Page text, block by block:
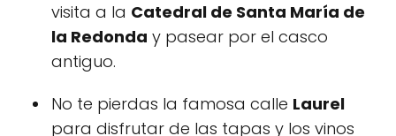
visita a la Catedral de Santa María de
la Redonda y pasear por el casco
antiguo.
No te pierdas la famosa calle Laurel
para disfrutar de las tapas y los vinos